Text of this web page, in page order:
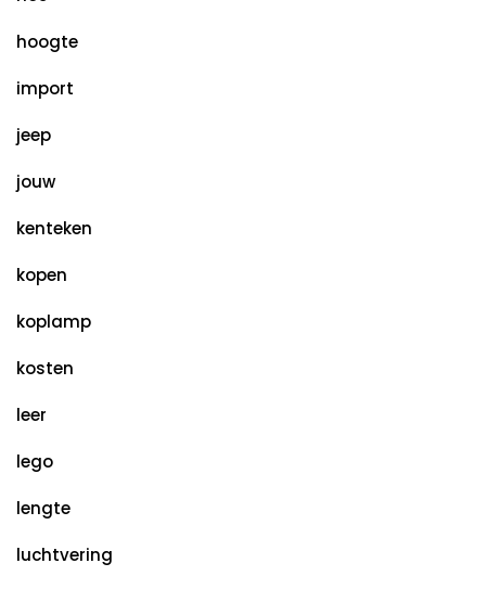
hoogte
import
jeep
jouw
kenteken
kopen
koplamp
kosten
leer
lego
lengte
luchtvering